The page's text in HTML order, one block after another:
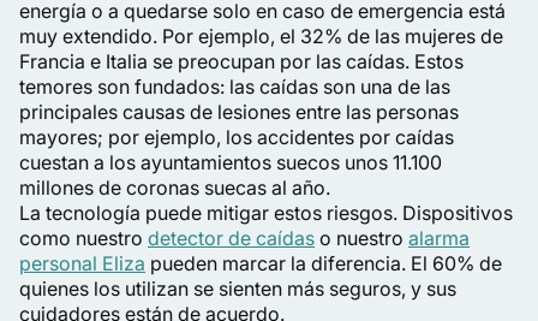
energía o a quedarse solo en caso de emergencia está
muy extendido. Por ejemplo, el 32% de las mujeres de
Francia e Italia se preocupan por las caídas. Estos
temores son fundados: las caídas son una de las
principales causas de lesiones entre las personas
mayores; por ejemplo, los accidentes por caídas
cuestan a los ayuntamientos suecos unos 11.100
millones de coronas suecas al año.
La tecnología puede mitigar estos riesgos. Dispositivos
como nuestro detector de caídas o nuestro alarma
personal Eliza pueden marcar la diferencia. El 60% de
quienes los utilizan se sienten más seguros, y sus
cuidadores están de acuerdo.